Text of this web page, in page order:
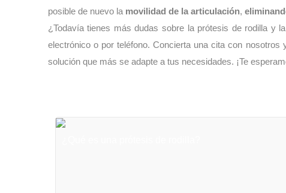
posible de nuevo la movilidad de la articulación,
¿Todavía tienes más dudas sobre la prótesis de rodilla y
electrónico o por teléfono. Concierta una cita con
solución que más se adapte a tus necesidades. ¡Te